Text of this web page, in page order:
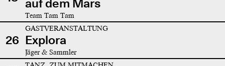
auf dem Mars
Team Tam Tam
26
GASTVERANSTALTUNG
Explora
Jäger & Sammler